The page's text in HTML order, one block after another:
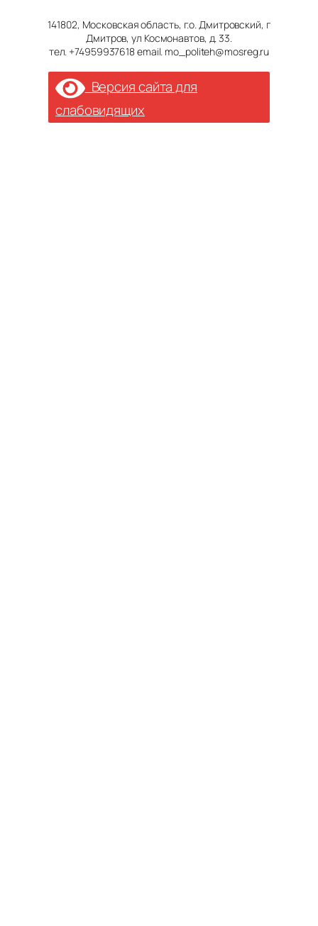
141802, Московская область, г.о. Дмитровский, г
Дмитров, ул Космонавтов, д. 33.
тел. +74959937618 email. mo_politeh@mosreg.ru
Версия сайта для
слабовидящих